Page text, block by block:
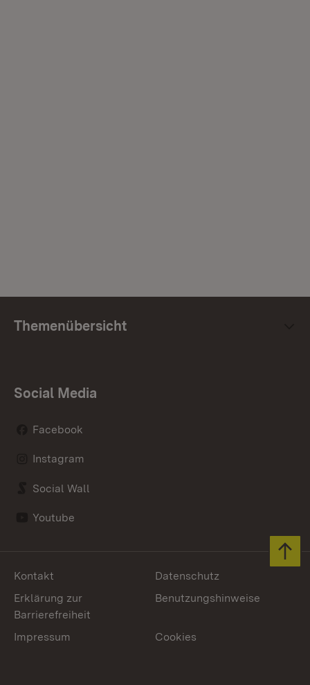
Themenübersicht
Social Media
Facebook
Instagram
Social Wall
Youtube
Kontakt
Datenschutz
Erklärung zur
Barrierefreiheit
Benutzungshinweise
Impressum Cookies